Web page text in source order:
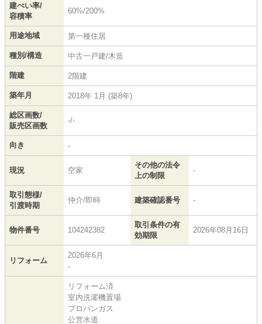
建ぺい率/
容積率
60%/200%
用途地域 第一種住居
種別/構造 中古一戸建/木造
階建 2階建
築年月 2018年 1月 (築8年)
総区画数/
販売区画数
-/-
向き -
現況 空家
その他の法令
上の制限
-
取引態様/
引渡時期
仲介/即時 建築確認番号 -
物件番号 104242382
取引条件の有
効期限
2026年08月16日
リフォーム
2026年6月
-
リフォーム済
室内洗濯機置場
プロパンガス
公営水道